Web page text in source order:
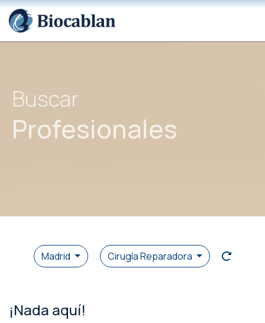
Buscar
Profesionales
Madrid Cirugía Reparadora
¡Nada aquí!